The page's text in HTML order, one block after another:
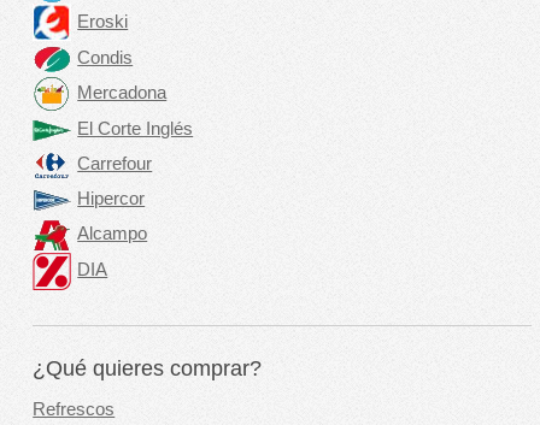
Eroski
Condis
Mercadona
El Corte Inglés
Carrefour
Hipercor
Alcampo
DIA
¿Qué quieres comprar?
Refrescos